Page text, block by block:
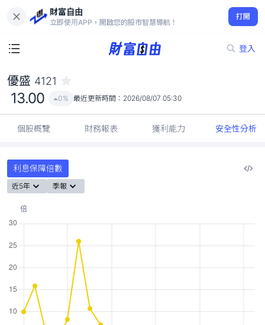
財富自由
立即使用APP，開啟您的股市智慧導航！
打開
登入
13.00
0%
優盛 4121
13.00 0% 最近更新時間： 2026/08/07 05:30
個股概覽 財務報表 獲利能力 安全性分析
利息保障倍數
近5年 季報